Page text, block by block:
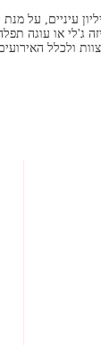
עיניים, על
או עוגה
ולכלל